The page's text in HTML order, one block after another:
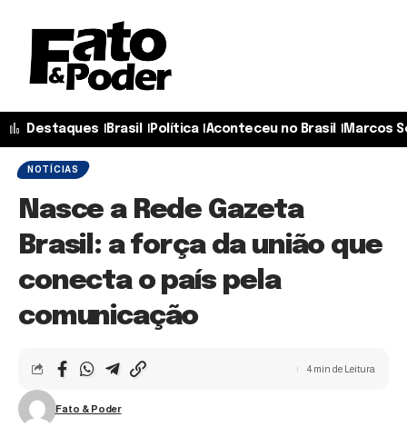
Destaques Brasil Política Aconteceu no Brasil Marcos
NOTÍCIAS
Nasce a Rede Gazeta
Brasil: a força da união que
conecta o país pela
comunicação
Fato & Poder
4 min de Leitura